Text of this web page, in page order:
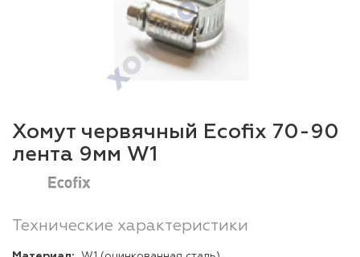
Хомут червячный Ecofix 70-90
лента 9мм W1
Технические характеристики